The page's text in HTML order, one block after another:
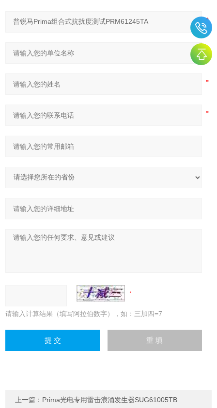
请输入计算结果（填写阿拉伯数字），如：三加四=7
上一篇： Prima光电专用雷击浪涌发生器SUG61005TB